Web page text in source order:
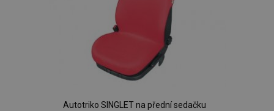
Autotriko SINGLET na přední sedačku